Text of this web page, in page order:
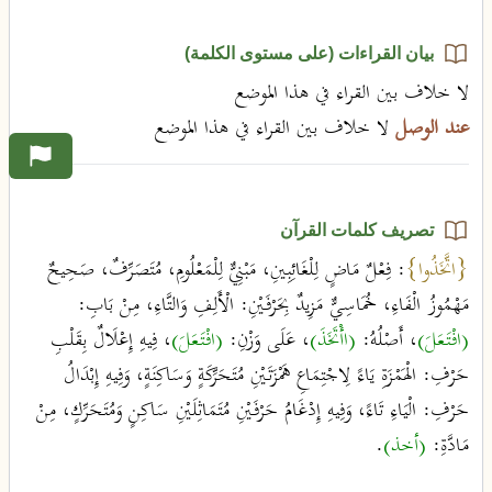
بيان القراءات (على مستوى الكلمة)
لا خلاف بين القراء في هذا الموضع
عند الوصللا خلاف بين القراء في هذا الموضع
تصريف كلمات القرآن
{اتَّخَذُوا}: فِعْلٌ مَاضٍ لِلْغَائِبِينِ، مَبْنِيٌّ لِلْمَعْلُومِ، مُتَصَرِّفٌ، صَحِيحٌ
مَهْمُوزُ الْفَاءِ، خُمَاسِيٌّ مَزِيدٌ بِحَرْفَيْنِ: الْأَلِفِ وَالتَّاءِ، مِنْ بَابِ:
(افْتَعَلَ)، أَصْلُهُ: (اأْتَخَذَ)، عَلَى وَزْنِ: (افْتَعَلَ)، فِيهِ إِعْلَالٌ بِقَلْبِ
حَرْفِ: الْهَمْزَةِ يَاءً لِاجْتِمَاعِ هَمْزَتَيْنِ مُتَحَرِّكَةٍ وَسَاكِنَةٍ، وَفِيهِ إِبْدَالُ
حَرْفِ: الْيَاءِ تَاءً، وَفِيهِ إِدْغَامُ حَرْفَيْنِ مُتَمَاثِلَيْنِ سَاكِنٍ وَمُتَحَرِّكٍ، مِنْ
مَادَّةِ: (أخذ).